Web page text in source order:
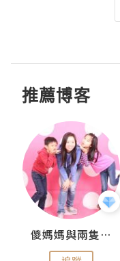
推薦博客
儍媽媽與兩隻小魔怪之家